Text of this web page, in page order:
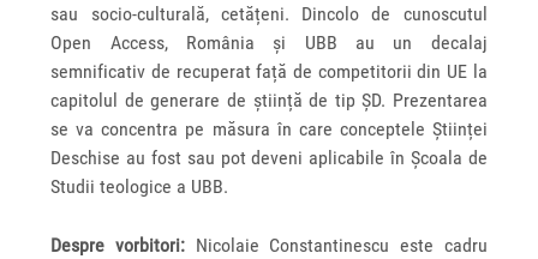
sau socio-culturală, cetățeni. Dincolo de cunoscutul
Open Access, România și UBB au un decalaj
semnificativ de recuperat față de competitorii din UE la
capitolul de generare de știință de tip ȘD. Prezentarea
se va concentra pe măsura în care conceptele Științei
Deschise au fost sau pot deveni aplicabile în Școala de
Studii teologice a UBB.
Despre vorbitori: Nicolaie Constantinescu este cadru